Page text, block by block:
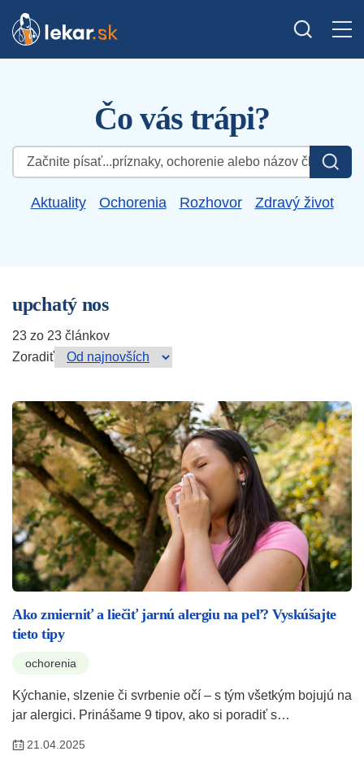
Čo vás trápi?
Hľadať:
Aktuality Ochorenia Rozhovor Zdravý život
upchatý nos
23 zo 23 článkov
Zoradiť
Ako zmierniť a liečiť jarnú alergiu na peľ? Vyskúšajte
tieto tipy
ochorenia
Kýchanie, slzenie či svrbenie očí – s tým všetkým bojujú na
jar alergici. Prinášame 9 tipov, ako si poradiť s…
21.04.2025